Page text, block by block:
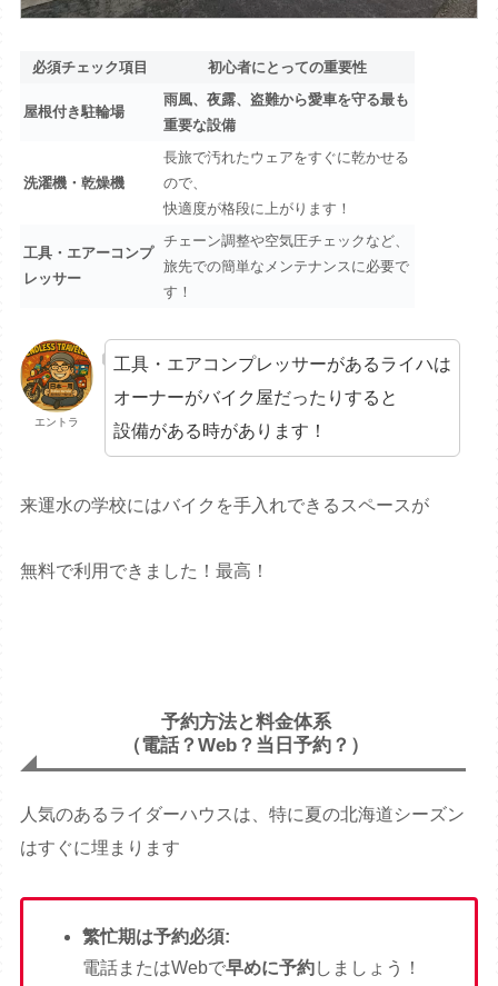
必須チェック項目 初心者にとっての重要性
屋根付き駐輪場
雨風、夜露、盗難から愛車を守る最も
重要な設備
洗濯機・乾燥機
長旅で汚れたウェアをすぐに乾かせる
ので、
快適度が格段に上がります！
工具・エアーコンプ
レッサー
チェーン調整や空気圧チェックなど、
旅先での簡単なメンテナンスに必要で
す！
エントラ
工具・エアコンプレッサーがあるライハは
オーナーがバイク屋だったりすると
設備がある時があります！
来運水の学校にはバイクを手入れできるスペースが
無料で利用できました！最高！
予約方法と料金体系
（電話？Web？当日予約？）
人気のあるライダーハウスは、特に夏の北海道シーズン
はすぐに埋まります
繁忙期は予約必須:
電話またはWebで早めに予約しましょう！